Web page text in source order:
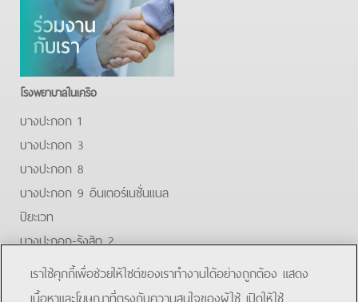
โรงพยาบาลในเครือ
บางปะกอก 1
บางปะกอก 3
บางปะกอก 8
บางปะกอก 9 อินเตอร์เนชั่นแนล
ปิยะเวท
บางปะกอก-รังสิต 2
บางปะกอกสมุทรปราการ
FacebookYoutubeLine
เราใช้คุกกี้เพื่อช่วยให้ไซต์ของเราทำงานได้อย่างถูกต้อง แสดง
เนื้อหาและโฆษณาที่ตรงกับความสนใจของผู้ใช้ เปิดให้ใช้